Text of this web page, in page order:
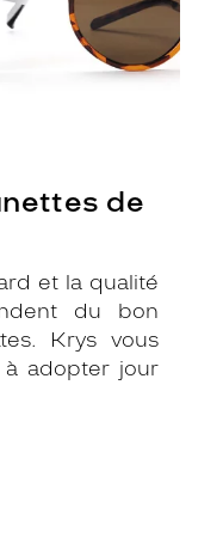
de
et la qualité
du bon
Krys vous
adopter jour